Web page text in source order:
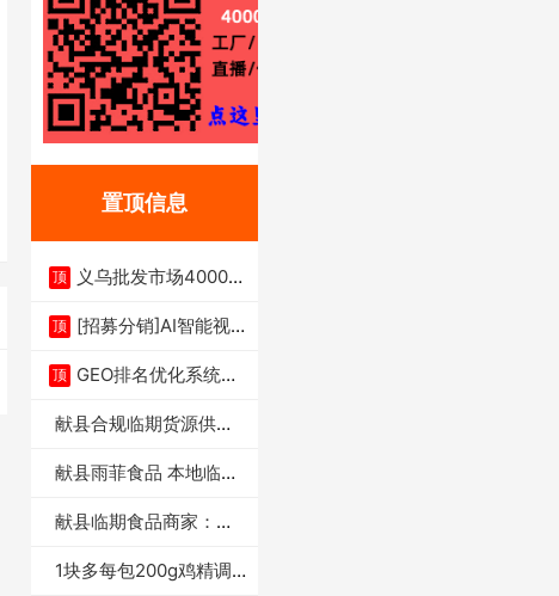
置顶信息
顶
义乌批发市场4000多
顶 [招募分销]AI智能视
顶 GEO排名优化系统+A
献县合规临期货源供货
献县雨菲食品 本地临期
献县临期食品商家：献
1块多每包200g鸡精调